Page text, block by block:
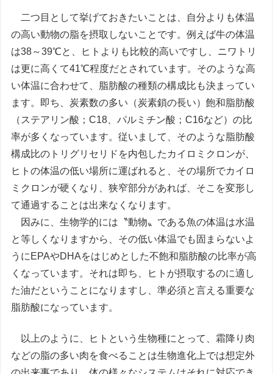
二つ目として挙げておきたいことは、自分よりも体温
の高い動物の脂を摂取しないことです。例えば牛の体温
は38～39℃と、ヒトよりも比較的高いですし、ニワトリ
は更に高くて41℃程度だとされています。そのような高
い体温に合わせて、脂肪酸の種類の構成比も決まってい
ます。即ち、炭素数の多い（炭素鎖の長い）飽和脂肪酸
（ステアリン酸；C18、パルミチン酸；C16など）の比
率が多くなっています。従いまして、そのような脂肪酸
構成比のトリグリセリドを内包したカイロミクロンが、
ヒトの体温の低い場所に運ばれると、その場所でカイロ
ミクロンが硬くなり、狭窄部分があれば、そこを変形し
て通過することは出来なくなります。
因みに、生物学的には〝動物〟である魚の体温は水温
と等しくなりますから、その低い体温でも固まらないよ
うにEPAやDHAをはじめとした不飽和脂肪酸の比率が高
くなっています。それは即ち、ヒトが摂取するのに適し
た油だということになりますし、準必須と言える重要な
脂肪酸になっています。
以上のように、ヒトという生物種にとって、霜降り肉
などの脂の多い肉を食べることは生物進化上では想定外